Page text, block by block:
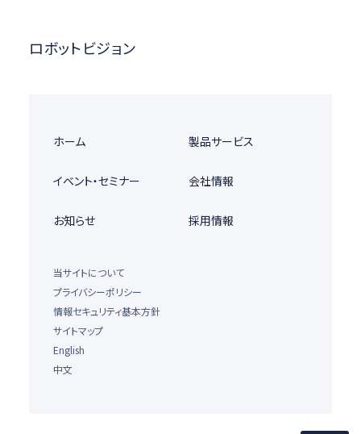
ロボットビジョン
ホーム 製品サービス
イベント・セミナー 会社情報
お知らせ 採用情報
当サイトについて
プライバシーポリシー
情報セキュリティ基本方針
サイトマップ
English
中文